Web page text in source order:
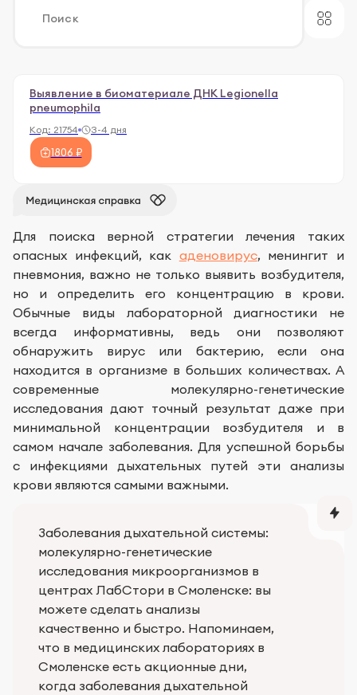
Выявление в биоматериале ДНК Legionella
pneumophila
Код: 21754 3-4 дня
1806 ₽
Для поиска верной стратегии лечения таких
опасных инфекций, как аденовирус, менингит и
пневмония, важно не только выявить возбудителя,
но и определить его концентрацию в крови.
Обычные виды лабораторной диагностики не
всегда информативны, ведь они позволяют
обнаружить вирус или бактерию, если она
находится в организме в больших количествах. А
современные молекулярно-генетические
исследования дают точный результат даже при
минимальной концентрации возбудителя и в
самом начале заболевания. Для успешной борьбы
с инфекциями дыхательных путей эти анализы
крови являются самыми важными.
Заболевания дыхательной системы:
молекулярно-генетические
исследования микроорганизмов в
центрах ЛабСтори в Смоленске: вы
можете сделать анализы
качественно и быстро. Напоминаем,
что в медицинских лабораториях в
Смоленске есть акционные дни,
когда заболевания дыхательной